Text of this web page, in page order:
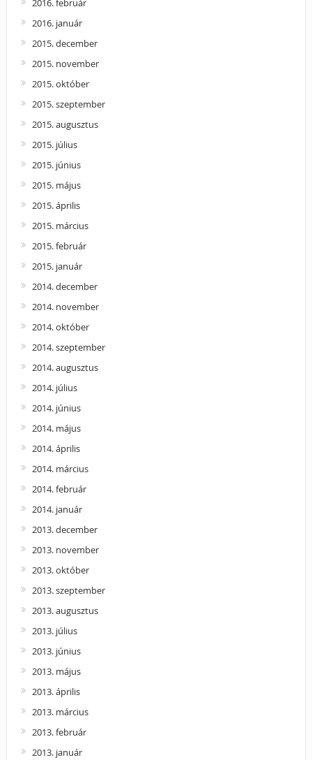
2016. február
2016. január
2015. december
2015. november
2015. október
2015. szeptember
2015. augusztus
2015. július
2015. június
2015. május
2015. április
2015. március
2015. február
2015. január
2014. december
2014. november
2014. október
2014. szeptember
2014. augusztus
2014. július
2014. június
2014. május
2014. április
2014. március
2014. február
2014. január
2013. december
2013. november
2013. október
2013. szeptember
2013. augusztus
2013. július
2013. június
2013. május
2013. április
2013. március
2013. február
2013. január